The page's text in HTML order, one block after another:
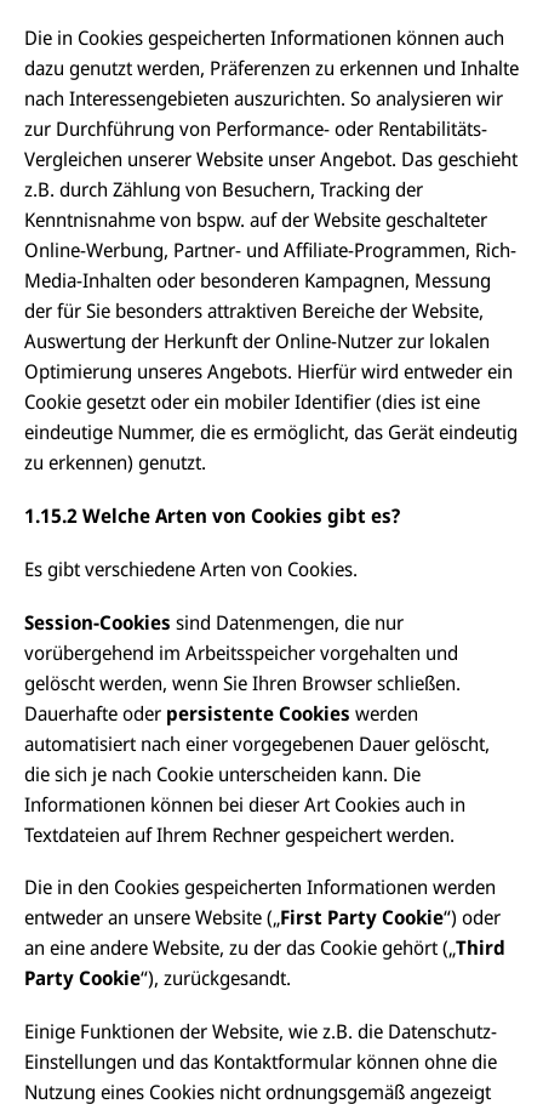
Die in Cookies gespeicherten Informationen können auch
dazu genutzt werden, Präferenzen zu erkennen und Inhalte
nach Interessengebieten auszurichten. So analysieren wir
zur Durchführung von Performance- oder Rentabilitäts-
Vergleichen unserer Website unser Angebot. Das geschieht
z.B. durch Zählung von Besuchern, Tracking der
Kenntnisnahme von bspw. auf der Website geschalteter
Online-Werbung, Partner- und Affiliate-Programmen, Rich-
Media-Inhalten oder besonderen Kampagnen, Messung
der für Sie besonders attraktiven Bereiche der Website,
Auswertung der Herkunft der Online-Nutzer zur lokalen
Optimierung unseres Angebots. Hierfür wird entweder ein
Cookie gesetzt oder ein mobiler Identifier (dies ist eine
eindeutige Nummer, die es ermöglicht, das Gerät eindeutig
zu erkennen) genutzt.
1.15.2 Welche Arten von Cookies gibt es?
Es gibt verschiedene Arten von Cookies.
Session-Cookies sind Datenmengen, die nur
vorübergehend im Arbeitsspeicher vorgehalten und
gelöscht werden, wenn Sie Ihren Browser schließen.
Dauerhafte oder persistente Cookies werden
automatisiert nach einer vorgegebenen Dauer gelöscht,
die sich je nach Cookie unterscheiden kann. Die
Informationen können bei dieser Art Cookies auch in
Textdateien auf Ihrem Rechner gespeichert werden.
Die in den Cookies gespeicherten Informationen werden
entweder an unsere Website („First Party Cookie“) oder
an eine andere Website, zu der das Cookie gehört („Third
Party Cookie“), zurückgesandt.
Einige Funktionen der Website, wie z.B. die Datenschutz-
Einstellungen und das Kontaktformular können ohne die
Nutzung eines Cookies nicht ordnungsgemäß angezeigt